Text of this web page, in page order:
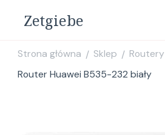
Zetgiebe
Strona główna / Sklep / Routery
Router Huawei B535-232 biały